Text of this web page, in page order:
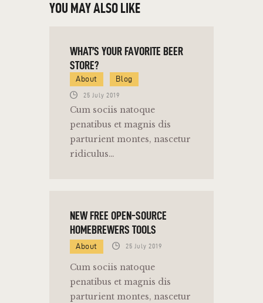
YOU MAY ALSO LIKE
WHAT’S YOUR FAVORITE BEER
STORE?
About Blog
25 July 2019
Cum sociis natoque
penatibus et magnis dis
parturient montes, nascetur
ridiculus…
NEW FREE OPEN-SOURCE
HOMEBREWERS TOOLS
About 25 July 2019
Cum sociis natoque
penatibus et magnis dis
parturient montes, nascetur